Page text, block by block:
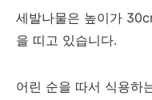
세발나물은 높이가
을 띠고 있습니다.
어린 순을 따서 식용하